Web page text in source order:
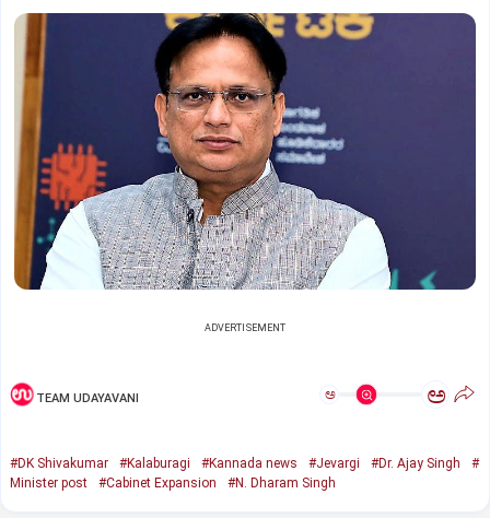
ADVERTISEMENT
TEAM UDAYAVANI ಅ ಅ
#DK Shivakumar #Kalaburagi #Kannada news #Jevargi #Dr. Ajay Singh
#
Minister post
#Cabinet Expansion #N. Dharam Singh